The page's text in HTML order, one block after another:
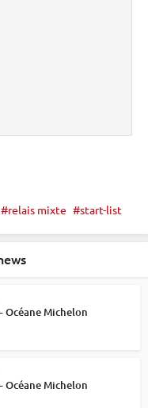
relais mixte start-list
Océane Michelon
Océane Michelon